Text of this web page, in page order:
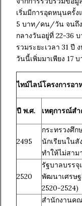
เริ่มมีการอุดหนุนครั้ง
5 บาท/คน/วัน จนถึง
กลางวันอยู่ที่ 22-36
รวมระยะเวลา 31 ปี
วันนี้เพิ่มมาเพียง 17
ไทม์ไลน์โครงการอา
ปี พ.ศ. เหตุการณ์ส
2495
กระทรวงศึก
นักเรียนใน
ทำให้ไม่สาม
2520
รัฐบาลบรร
พัฒนาเศรษ
2520-2524)
สำนักงานค